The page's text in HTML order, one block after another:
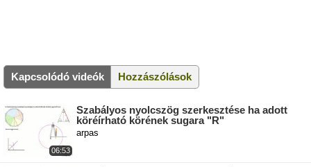
Kapcsolódó videók Hozzászólások
06:53
Szabályos nyolcszög szerkesztése ha adott
köréírható körének sugara "R"
arpas